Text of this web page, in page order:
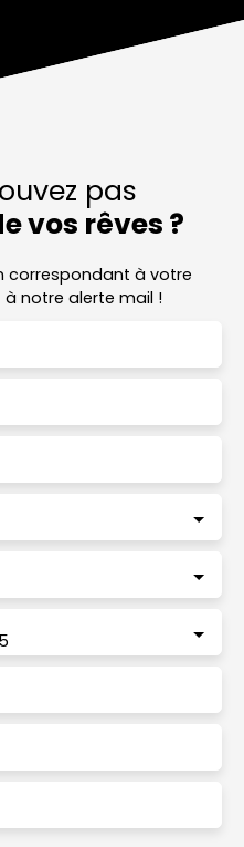
pas
vos rêves ?
correspondant à votre
notre alerte mail !